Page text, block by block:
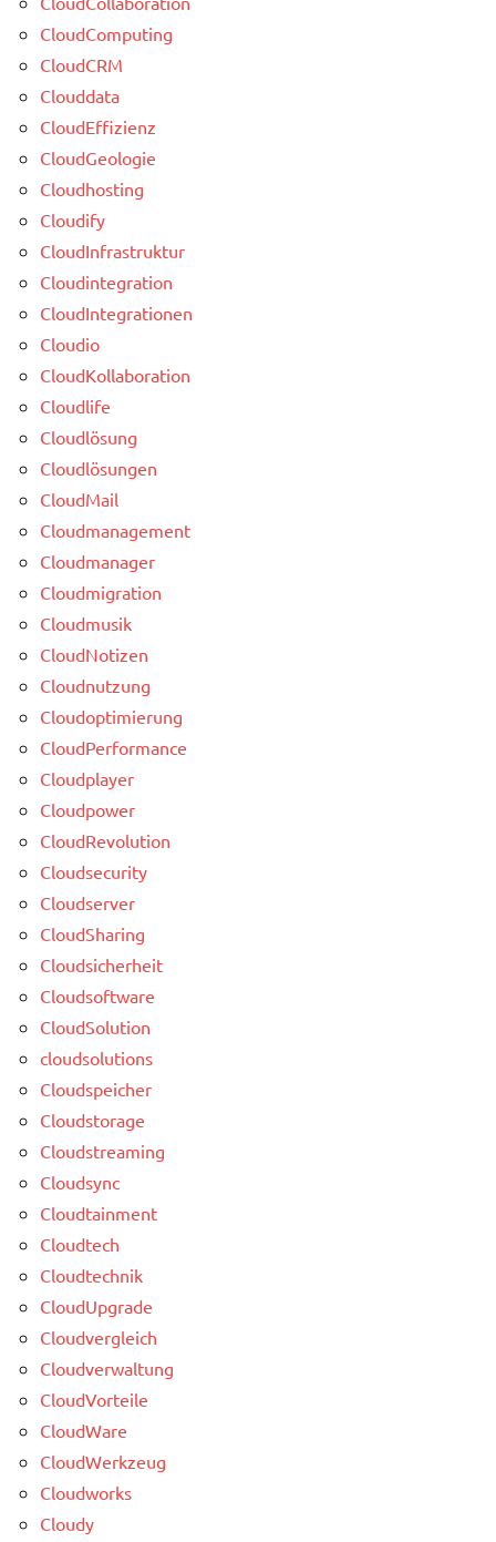
CloudComputing
CloudCRM
Clouddata
CloudEffizienz
CloudGeologie
Cloudhosting
Cloudify
CloudInfrastruktur
Cloudintegration
CloudIntegrationen
Cloudio
CloudKollaboration
Cloudlife
Cloudlösung
Cloudlösungen
CloudMail
Cloudmanagement
Cloudmanager
Cloudmigration
Cloudmusik
CloudNotizen
Cloudnutzung
Cloudoptimierung
CloudPerformance
Cloudplayer
Cloudpower
CloudRevolution
Cloudsecurity
Cloudserver
CloudSharing
Cloudsicherheit
Cloudsoftware
CloudSolution
cloudsolutions
Cloudspeicher
Cloudstorage
Cloudstreaming
Cloudsync
Cloudtainment
Cloudtech
Cloudtechnik
CloudUpgrade
Cloudvergleich
Cloudverwaltung
CloudVorteile
CloudWare
CloudWerkzeug
Cloudworks
Cloudy